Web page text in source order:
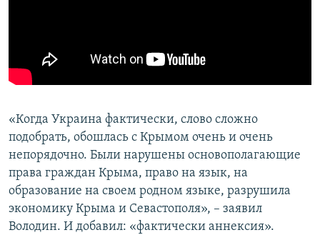
«Когда Украина фактически, слово сложно
подобрать, обошлась с Крымом очень и очень
непорядочно. Были нарушены основополагающие
права граждан Крыма, право на язык, на
образование на своем родном языке, разрушила
экономику Крыма и Севастополя», – заявил
Володин. И добавил: «фактически аннексия».